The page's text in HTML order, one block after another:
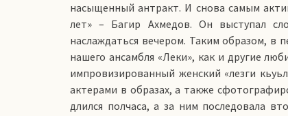
насыщенный антракт. И снова самым
лет» – Багир Ахмедов. Он выс­тупал
наслаждаться вечером. Таким образом, в
нашего ансамбля «Леки», как и другие
импровизированный женский «лезги
актерами в образах, а также
длился полчаса, а за ним последовала